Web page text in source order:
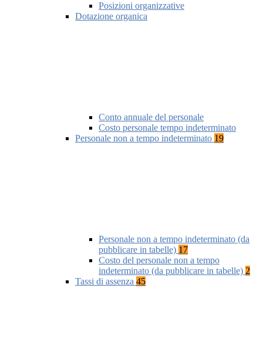
Posizioni organizzative
Dotazione organica
Conto annuale del personale
Costo personale tempo indeterminato
Personale non a tempo indeterminato 19
Personale non a tempo indeterminato (da
pubblicare in tabelle) 17
Costo del personale non a tempo
indeterminato (da pubblicare in tabelle) 2
Tassi di assenza 45